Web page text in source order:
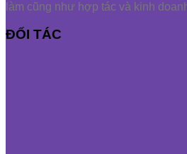
làm cũng như hợp tác và kinh
ĐỐI TÁC